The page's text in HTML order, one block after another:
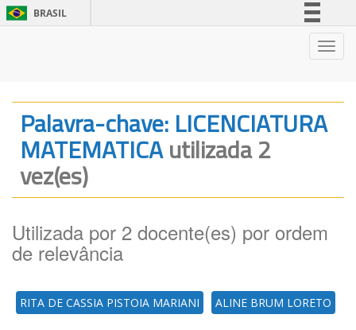
BRASIL
Legislação
Canais
Palavra-chave: LICENCIATURA
MATEMATICAutilizada 2
vez(es)
Utilizada por 2 docente(es) por ordem
de relevância
RITA DE CASSIA PISTOIA MARIANI ALINE BRUM LORETO